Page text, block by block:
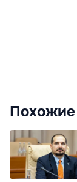
Похожие